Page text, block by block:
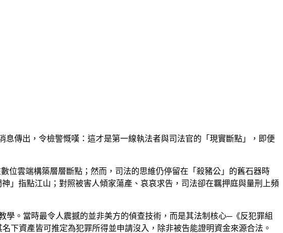
傳出，令檢警慨嘆：這才是第一線執法者與司法官的「現實斷點」，即便
位雲端構築層層斷點；然而，司法的思維仍停留在「殺豬公」的舊石器時
」指點江山；對照被害人傾家蕩產、哀哀求告，司法卻在羈押庭與量刑上頻
。當時最令人震撼的並非美方的偵查技術，而是其法制核心─《反犯罪組
下資產皆可推定為犯罪所得並申請沒入，除非被告能證明資金來源合法。